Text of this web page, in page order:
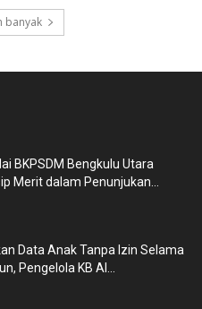
banyak
BKPSDM Bengkulu Utara
Merit dalam Penunjukan...
Data Anak Tanpa Izin Selama
Pengelola KB Al...